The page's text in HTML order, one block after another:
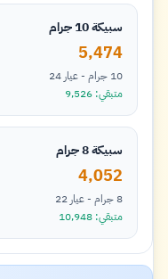
سبيكة 10 جرام
5,474
10 جرام - عيار 24
متبقي: 9,526
سبيكة 8 جرام
4,052
8 جرام - عيار 22
متبقي: 10,948